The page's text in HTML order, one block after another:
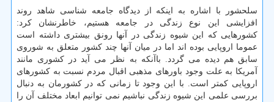
سلحشور با اشاره به اینكه از دیدگاه جامعه شناسی شاهد روند
افزایشی این نوع زندگی در جامعه هستیم، خاطرنشان كرد:
كشورهایی كه این شیوه زندگی در آنها رونق بیشتری داشته است
عموما اروپایی بوده اند اما در میان آنها چند كشور متعلق به شوروی
سابق هم دیده می گردد. باآنكه به نظر می آید در كشوری مانند
آمریكا به علت وجود باورهای مذهبی اقبال مردم نسبت به كشورهای
اروپایی كمتر است. با این وجود تا زمانی كه در كشورمان به دنبال
بررسی علمی این شیوه زندگی نباشیم نمی توانیم ابعاد مختلف آن را